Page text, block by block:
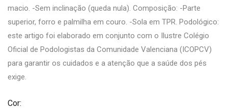
macio. -Sem inclinação (queda nula). Composição: -Parte
superior, forro e palmilha em couro. -Sola em TPR. Podológico:
este artigo foi elaborado em conjunto com o Ilustre Colégio
Oficial de Podologistas da Comunidade Valenciana (ICOPCV)
para garantir os cuidados e a atenção que a saúde dos pés
exige.
Cor: